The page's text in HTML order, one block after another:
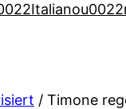
/ Timone